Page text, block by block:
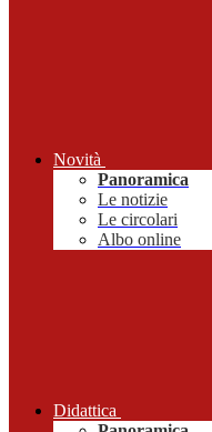
Novità
Panoramica
Le notizie
Le circolari
Albo online
Didattica